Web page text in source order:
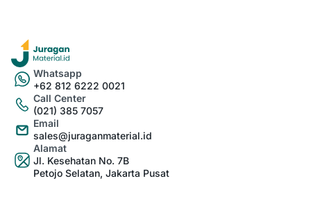
Whatsapp
+62 812 6222 0021
Call Center
(021) 385 7057
Email
sales@juraganmaterial.id
Alamat
Jl. Kesehatan No. 7B
Petojo Selatan, Jakarta Pusat